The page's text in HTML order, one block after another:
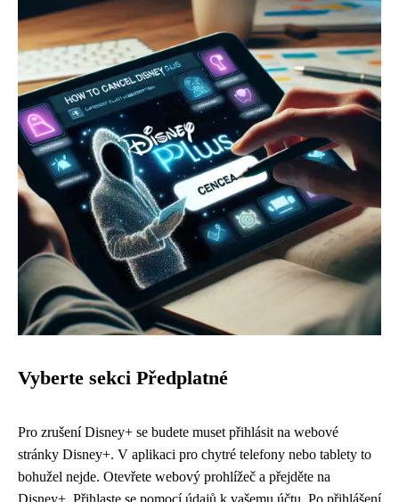
Vyberte sekci Předplatné
Pro zrušení Disney+ se budete muset přihlásit na webové
stránky Disney+. V aplikaci pro chytré telefony nebo tablety to
bohužel nejde. Otevřete webový prohlížeč a přejděte na
Disney+. Přihlaste se pomocí údajů k vašemu účtu. Po přihlášení